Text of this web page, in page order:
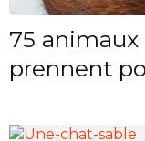
75
prennent